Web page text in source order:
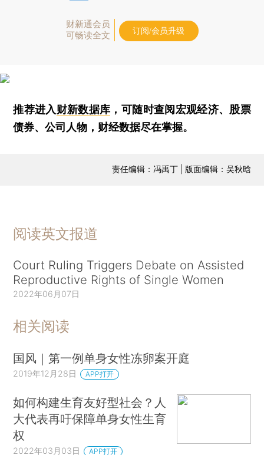
财新通会员
可畅读全文
订阅/会员升级
推荐进入财新数据库 ，可随时查阅宏观经济、股票
债券、公司人物，财经数据尽在掌握。
责任编辑：冯禹丁 | 版面编辑：吴秋晗
阅读英文报道
Court Ruling Triggers Debate on Assisted
Reproductive Rights of Single Women
2022年06月07日
相关阅读
国风｜第一例单身女性冻卵案开庭
2019年12月28日 APP打开
如何构建生育友好型社会？人
大代表再吁保障单身女性生育
权
2022年03月03日 APP打开